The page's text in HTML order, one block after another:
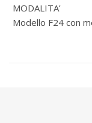
MODALITA’
Modello F24 con